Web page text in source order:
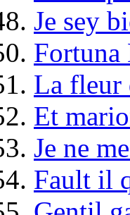
Je sey
Fortuna
La fleur
Et
Je ne
Fault il